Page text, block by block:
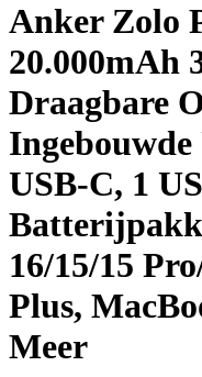
Anker Zolo
20.000mAh
Draagbare
USB-C, 1
16/15/15
Plus,
Meer